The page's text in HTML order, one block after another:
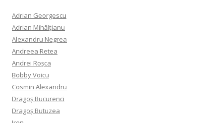
Adrian Georgescu
Adrian Mihălțianu
Alexandru Negrea
Andreea Retea
Andrei Roșca
Bobby Voicu
Cosmin Alexandru
Dragoș Bucurenci
Dragoș Butuzea